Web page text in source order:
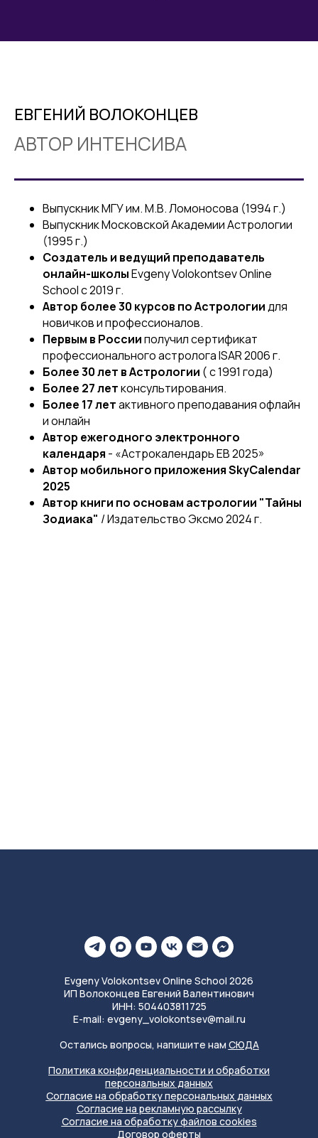
ЕВГЕНИЙ ВОЛОКОНЦЕВ
АВТОР ИНТЕНСИВА
Выпускник МГУ им. М.В. Ломоносова (1994 г.)
Выпускник Московской Академии Астрологии
(1995 г.)
Создатель и ведущий преподаватель
онлайн-школыEvgeny Volokontsev Online
School с 2019 г.
Автор более 30 курсов по Астрологиидля
новичков и профессионалов.
Первым в Россииполучил сертификат
профессионального астролога ISAR 2006 г.
Более 30 лет в Астрологии ( с 1991 года)
Более 27 летконсультирования.
Более 17 летактивного преподавания офлайн
и онлайн
Автор ежегодного электронного
календаря - «Астрокалендарь ЕВ 2025»
Автор мобильного приложения SkyCalendar
2025
Автор книги по основам астрологии "Тайны
Зодиака" / Издательство Эксмо 2024 г.
Evgeny Volokontsev Online School 2026
ИП Волоконцев Евгений Валентинович
ИНН: 504403811725
E-mail: evgeny_volokontsev@mail.ru
Остались вопросы, напишите нам СЮДА
Политика конфиденциальности и обработки
персональных данных
Согласие на обработку персональных данных
Согласие на рекламную рассылку
Согласие на обработку файлов cookies
Договор оферты